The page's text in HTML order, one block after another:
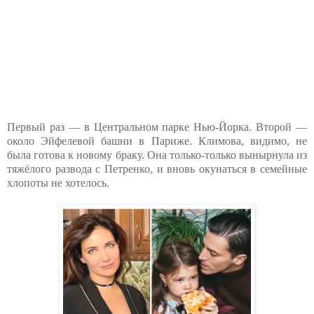
Первый раз — в Центральном парке Нью-Йорка. Второй —
около Эйфелевой башни в Париже. Климова, видимо, не
была готова к новому браку. Она только-только вынырнула из
тяжёлого развода с Петренко, и вновь окунаться в семейные
хлопоты не хотелось.